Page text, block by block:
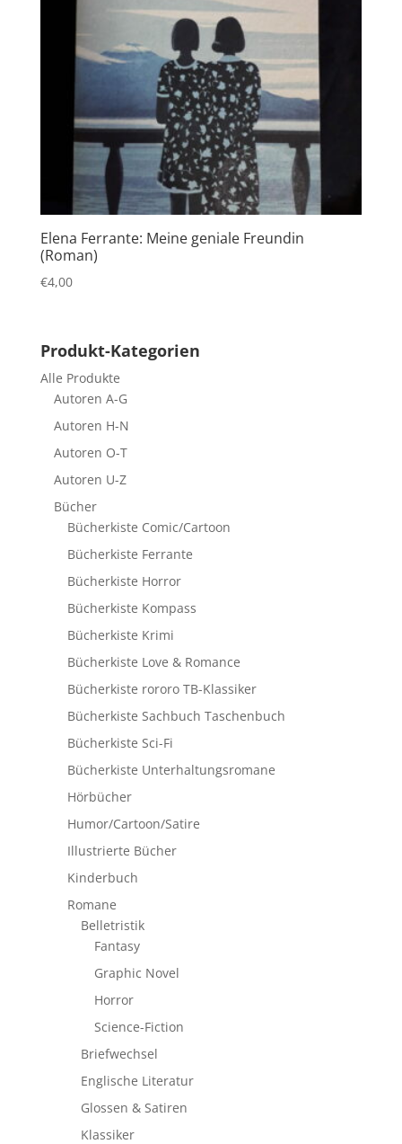
Elena Ferrante: Meine geniale Freundin
(Roman)
€4,00
Produkt-Kategorien
Alle Produkte
Autoren A-G
Autoren H-N
Autoren O-T
Autoren U-Z
Bücher
Bücherkiste Comic/Cartoon
Bücherkiste Ferrante
Bücherkiste Horror
Bücherkiste Kompass
Bücherkiste Krimi
Bücherkiste Love & Romance
Bücherkiste rororo TB-Klassiker
Bücherkiste Sachbuch Taschenbuch
Bücherkiste Sci-Fi
Bücherkiste Unterhaltungsromane
Hörbücher
Humor/Cartoon/Satire
Illustrierte Bücher
Kinderbuch
Romane
Belletristik
Fantasy
Graphic Novel
Horror
Science-Fiction
Briefwechsel
Englische Literatur
Glossen & Satiren
Klassiker